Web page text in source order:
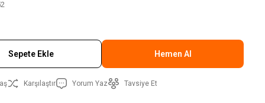
Sepete Ekle Hemen Al
Karşılaştır Yorum Yaz Tavsiye Et